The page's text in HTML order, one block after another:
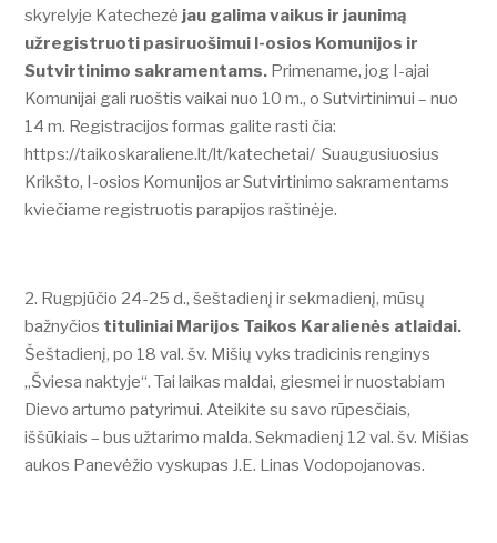
skyrelyje Katechezė jau galima vaikus ir jaunimą
užregistruoti pasiruošimui I-osios Komunijos ir
Sutvirtinimo sakramentams. Primename, jog I-ajai
Komunijai gali ruoštis vaikai nuo 10 m., o Sutvirtinimui – nuo
14 m. Registracijos formas galite rasti čia:
https://taikoskaraliene.lt/lt/katechetai/ Suaugusiuosius
Krikšto, I-osios Komunijos ar Sutvirtinimo sakramentams
kviečiame registruotis parapijos raštinėje.
Rugpjūčio 24-25 d., šeštadienį ir sekmadienį, mūsų
bažnyčios tituliniai Marijos Taikos Karalienės atlaidai.
Šeštadienį, po 18 val. šv. Mišių vyks tradicinis renginys
„Šviesa naktyje“. Tai laikas maldai, giesmei ir nuostabiam
Dievo artumo patyrimui. Ateikite su savo rūpesčiais,
iššūkiais – bus užtarimo malda. Sekmadienį 12 val. šv. Mišias
aukos Panevėžio vyskupas J.E. Linas Vodopojanovas.